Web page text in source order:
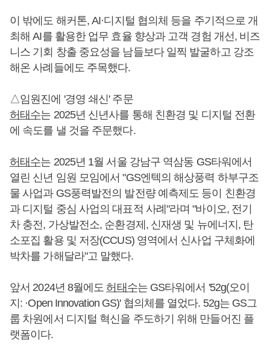
이 밖에도 해커톤, AI·디지털 협의체 등을 주기적으로 개
최해 AI를 활용한 업무 효율 향상과 고객 경험 개선, 비즈
니스 기회 창출 중요성을 남들보다 일찍 발굴하고 강조
해온 사례들에도 주목했다.
△임원진에 '경영 쇄신' 주문
허태수는 2025년 신년사를 통해 친환경 및 디지털 전환
에 속도를 낼 것을 주문했다.
허태수는 2025년 1월 서울 강남구 역삼동 GS타워에서
열린 신년 임원 모임에서 "GS엔텍의 해상풍력 하부구조
물 사업과 GS풍력발전의 발전량 예측제도 등이 친환경
과 디지털 중심 사업의 대표적 사례"라며 "바이오, 전기
차 충전, 가상발전소, 순환경제, 신재생 및 뉴에너지, 탄
소포집 활용 및 저장(CCUS) 영역에서 신사업 구체화에
박차를 가해달라"고 말했다.
앞서 2024년 8월에도허태수는 GS타워에서 '52g(오이
지: ·Open Innovation GS)' 협의체를 열었다. 52g는 GS그
룹 차원에서 디지털 혁신을 주도하기 위해 만들어진 플
랫폼이다.